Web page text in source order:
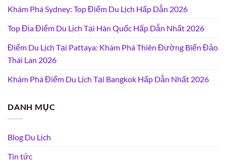
Khám Phá Sydney: Top Điểm Du Lịch Hấp Dẫn 2026
Top Địa Điểm Du Lịch Tại Hàn Quốc Hấp Dẫn Nhất 2026
Điểm Du Lịch Tại Pattaya: Khám Phá Thiên Đường Biển Đảo
Thái Lan 2026
Khám Phá Điểm Du Lịch Tại Bangkok Hấp Dẫn Nhất 2026
DANH MỤC
Blog Du Lịch
Tin tức